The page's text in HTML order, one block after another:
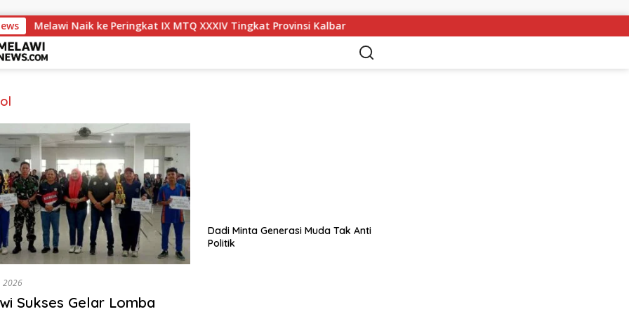
Melawi Naik ke Peringkat IX MTQ XXXIV Tingkat Provinsi Kalbar
2026
Sukses Gelar Lomba
Dadi Minta Generasi Muda Tak Anti
Politik